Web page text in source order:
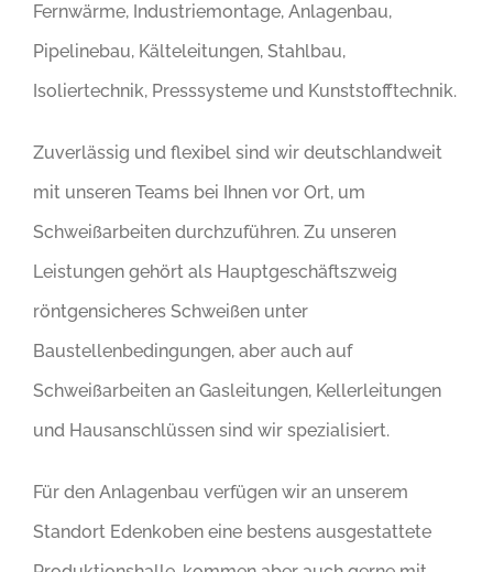
Fernwärme, Industriemontage, Anlagenbau,
Pipelinebau, Kälteleitungen, Stahlbau,
Isoliertechnik, Presssysteme und Kunststofftechnik.
Zuverlässig und flexibel sind wir deutschlandweit
mit unseren Teams bei Ihnen vor Ort, um
Schweißarbeiten durchzuführen. Zu unseren
Leistungen gehört als Hauptgeschäftszweig
röntgensicheres Schweißen unter
Baustellenbedingungen, aber auch auf
Schweißarbeiten an Gasleitungen, Kellerleitungen
und Hausanschlüssen sind wir spezialisiert.
Für den Anlagenbau verfügen wir an unserem
Standort Edenkoben eine bestens ausgestattete